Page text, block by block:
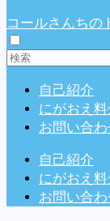
コールさんちの
自己紹介
にがおえ
お問い合
自己紹介
にがおえ
お問い合